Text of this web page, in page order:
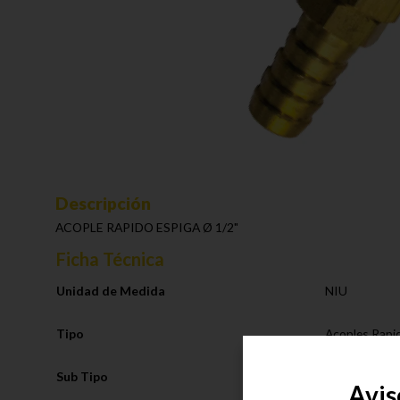
Descripción
ACOPLE RAPIDO ESPIGA Ø 1/2"
Ficha Técnica
Unidad de Medida NIU
Tipo Acoples
Sub Tipo